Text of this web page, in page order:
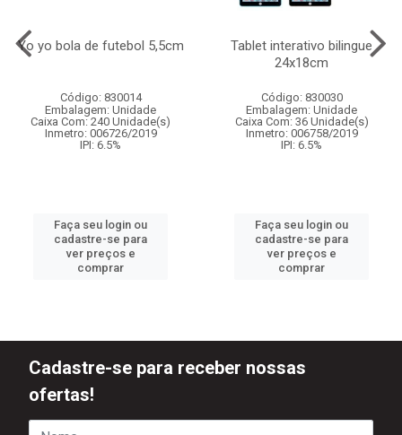
Yo yo bola de futebol 5,5cm
Código: 830014
Embalagem: Unidade
Caixa Com: 240 Unidade(s)
Inmetro: 006726/2019
IPI: 6.5%
Faça seu login ou
cadastre-se para
ver preços e
comprar
Tablet interativo bilingue
24x18cm
Código: 830030
Embalagem: Unidade
Caixa Com: 36 Unidade(s)
Inmetro: 006758/2019
IPI: 6.5%
Faça seu login ou
cadastre-se para
ver preços e
comprar
Cadastre-se para receber nossas
ofertas!